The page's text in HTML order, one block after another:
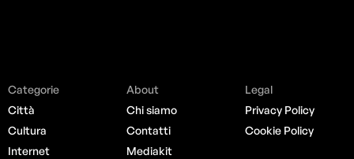
Categorie
Città
Cultura
Internet
About
Chi siamo
Contatti
Mediakit
Legal
Privacy Policy
Cookie Policy